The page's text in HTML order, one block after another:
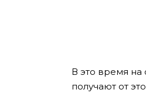
В это время на
получают от